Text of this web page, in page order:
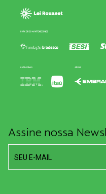
Assine nossa
SEU E-MAIL